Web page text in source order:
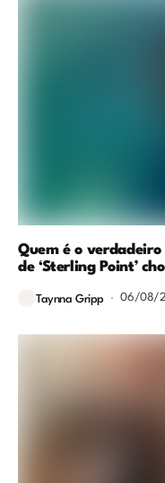
Quem é o
de ‘Sterling Point’
Taynna Gripp 06/08/